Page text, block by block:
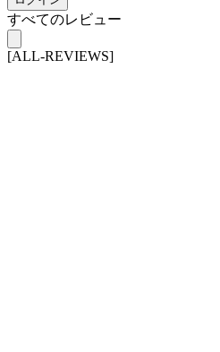
すべてのレビュー
[ALL-REVIEWS]